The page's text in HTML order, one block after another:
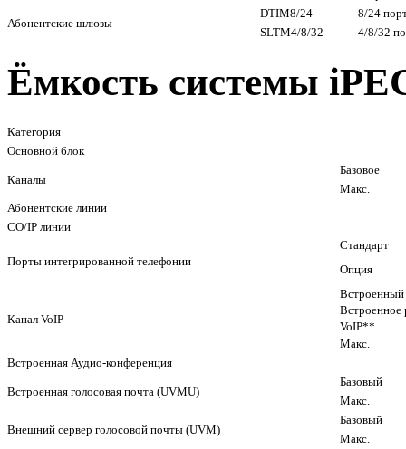
Абонентские шлюзы
DTIM8/24
8/24
SLTM4/8/32
4/8/32
Ёмкость системы
Категория
Основной блок
Каналы
Базовое
Макс.
Абонентские линии
CO/IP линии
Порты интегрированной телефонии
Стандарт
Опция
Канал VoIP
Встроенное
VoIP**
Макс.
Встроенная Аудио-конференция
Встроенная голосовая почта (UVMU)
Базовый
Макс.
Внешний сервер голосовой почты (UVM)
Базовый
Макс.